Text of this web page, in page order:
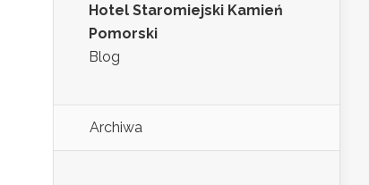
Hotel Staromiejski Kamień
Pomorski
Blog
Archiwa